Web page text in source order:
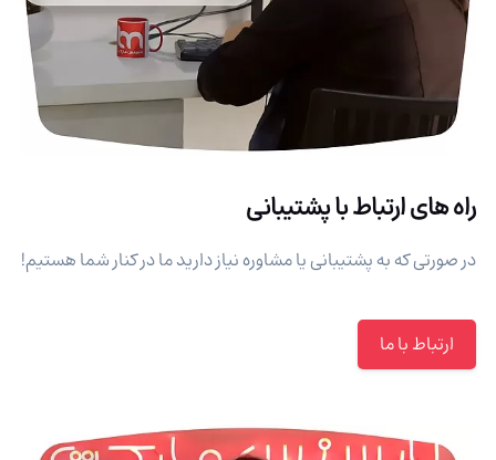
راه های ارتباط با پشتیبانی
در صورتی که به پشتیبانی یا مشاوره نیاز دارید ما در کنار شما هستیم!
ارتباط با ما